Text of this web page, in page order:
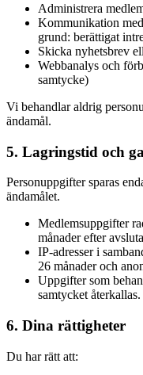
Administrera
Kommunikation
grund: berättigat
Skicka nyhetsbrev
Webbanalys och
samtycke)
Vi behandlar aldrig
ändamål.
5. Lagringstid och
Personuppgifter sparas
ändamålet.
Medlemsuppgifter
månader efter
IP-adresser i
26 månader och
Uppgifter som
samtycket återkallas.
6. Dina rättigheter
Du har rätt att: